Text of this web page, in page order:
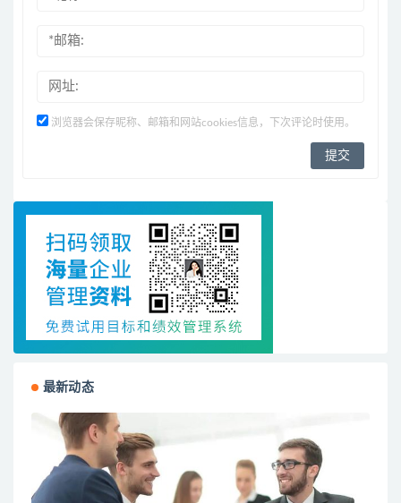
浏览器会保存昵称、邮箱和网站cookies信息，下次评论时使用。
最新动态